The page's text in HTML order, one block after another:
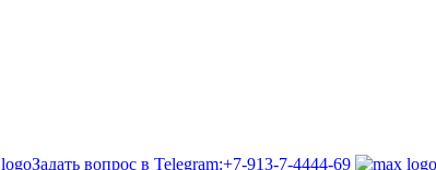
Задать вопрос в Telegram:+7-913-7-4444-69